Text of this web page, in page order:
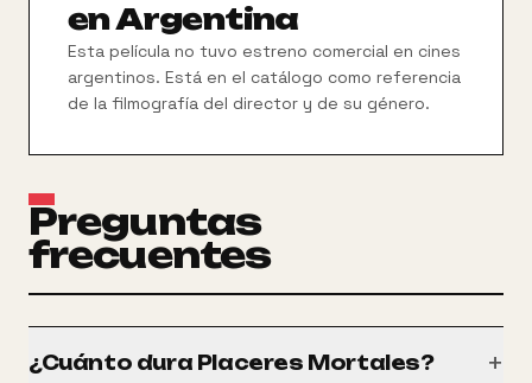
en Argentina
Esta película no tuvo estreno comercial en cines
argentinos. Está en el catálogo como referencia
de la filmografía del director y de su género.
Preguntas
frecuentes
¿Cuánto dura Placeres Mortales? +